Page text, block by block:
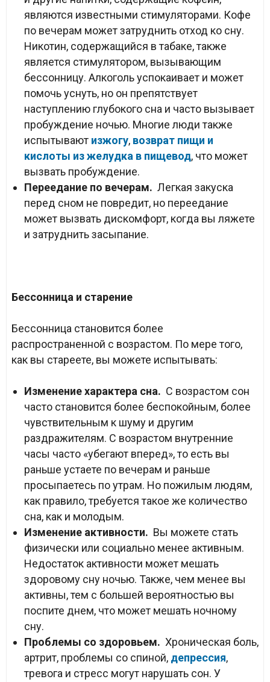
являются известными стимуляторами. Кофе
по вечерам может затруднить отход ко сну.
Никотин, содержащийся в табаке, также
является стимулятором, вызывающим
бессонницу. Алкоголь успокаивает и может
помочь уснуть, но он препятствует
наступлению глубокого сна и часто вызывает
пробуждение ночью. Многие люди также
испытывают изжогу, возврат пищи и
кислоты из желудка в пищевод, что может
вызвать пробуждение.
Переедание по вечерам. Легкая закуска
перед сном не повредит, но переедание
может вызвать дискомфорт, когда вы ляжете
и затруднить засыпание.
Бессонница и старение
Бессонница становится более
распространенной с возрастом. По мере того,
как вы стареете, вы можете испытывать:
Изменение характера сна. С возрастом сон
часто становится более беспокойным, более
чувствительным к шуму и другим
раздражителям. С возрастом внутренние
часы часто «убегают вперед», то есть вы
раньше устаете по вечерам и раньше
просыпаетесь по утрам. Но пожилым людям,
как правило, требуется такое же количество
сна, как и молодым.
Изменение активности. Вы можете стать
физически или социально менее активным.
Недостаток активности может мешать
здоровому сну ночью. Также, чем менее вы
активны, тем с большей вероятностью вы
поспите днем, что может мешать ночному
сну.
Проблемы со здоровьем. Хроническая боль,
артрит, проблемы со спиной, депрессия,
тревога и стресс могут нарушать сон. У